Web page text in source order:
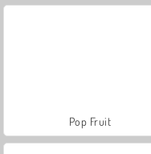
Pop Fruit